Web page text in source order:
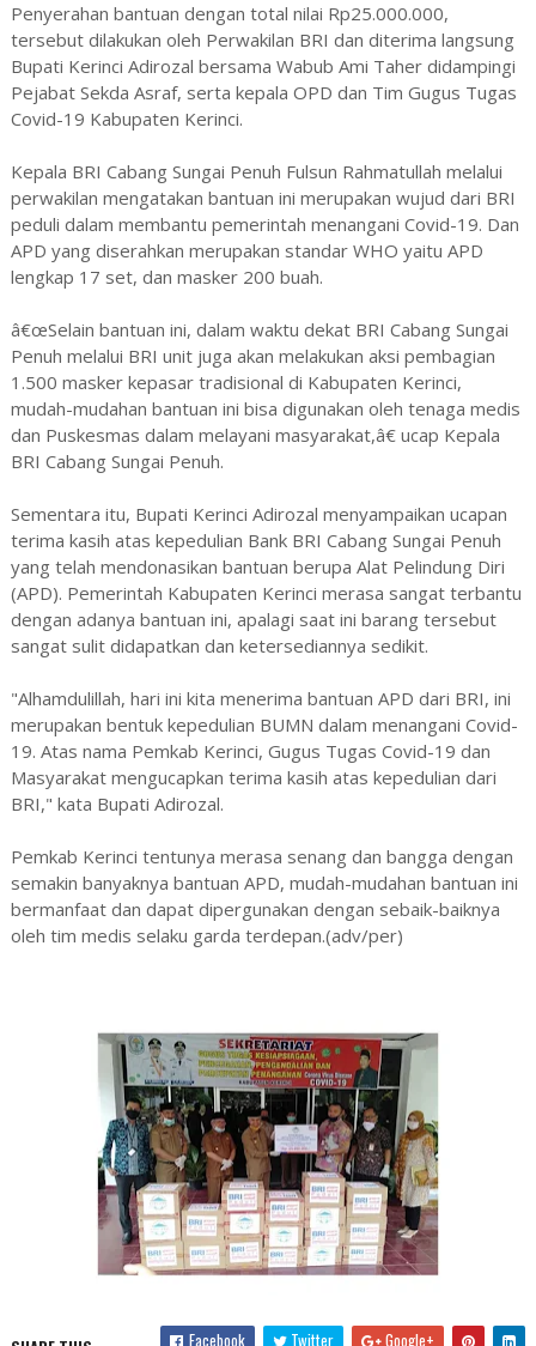
Penyerahan bantuan dengan total nilai Rp25.000.000,
tersebut dilakukan oleh Perwakilan BRI dan diterima langsung
Bupati Kerinci Adirozal bersama Wabub Ami Taher didampingi
Pejabat Sekda Asraf, serta kepala OPD dan Tim Gugus Tugas
Covid-19 Kabupaten Kerinci.
Kepala BRI Cabang Sungai Penuh Fulsun Rahmatullah melalui
perwakilan mengatakan bantuan ini merupakan wujud dari BRI
peduli dalam membantu pemerintah menangani Covid-19. Dan
APD yang diserahkan merupakan standar WHO yaitu APD
lengkap 17 set, dan masker 200 buah.
â€œSelain bantuan ini, dalam waktu dekat BRI Cabang Sungai
Penuh melalui BRI unit juga akan melakukan aksi pembagian
1.500 masker kepasar tradisional di Kabupaten Kerinci,
mudah-mudahan bantuan ini bisa digunakan oleh tenaga medis
dan Puskesmas dalam melayani masyarakat,â€ ucap Kepala
BRI Cabang Sungai Penuh.
Sementara itu, Bupati Kerinci Adirozal menyampaikan ucapan
terima kasih atas kepedulian Bank BRI Cabang Sungai Penuh
yang telah mendonasikan bantuan berupa Alat Pelindung Diri
(APD). Pemerintah Kabupaten Kerinci merasa sangat terbantu
dengan adanya bantuan ini, apalagi saat ini barang tersebut
sangat sulit didapatkan dan ketersediannya sedikit.
"Alhamdulillah, hari ini kita menerima bantuan APD dari BRI, ini
merupakan bentuk kepedulian BUMN dalam menangani Covid-
19. Atas nama Pemkab Kerinci, Gugus Tugas Covid-19 dan
Masyarakat mengucapkan terima kasih atas kepedulian dari
BRI," kata Bupati Adirozal.
Pemkab Kerinci tentunya merasa senang dan bangga dengan
semakin banyaknya bantuan APD, mudah-mudahan bantuan ini
bermanfaat dan dapat dipergunakan dengan sebaik-baiknya
oleh tim medis selaku garda terdepan.(adv/per)
Facebook Twitter Google+